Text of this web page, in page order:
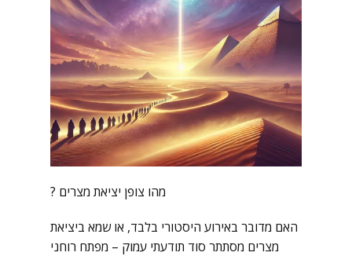
מהו צופן יציאת מצרים ?
האם מדובר באירוע היסטורי בלבד, או שמא ביציאת
מצרים מסתתר סוד תודעתי עמוק – מפתח רוחני